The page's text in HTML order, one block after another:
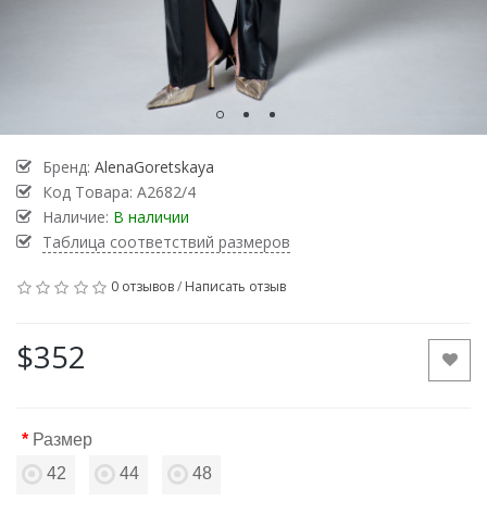
Бренд: AlenaGoretskaya
Код Товара: А2682/4
Наличие: В наличии
Таблица соответствий размеров
0 отзывов/ Написать отзыв
$352
Размер
42
44 48